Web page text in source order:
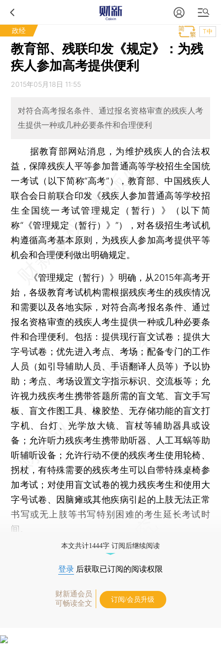
政经 T中
教育部、残联印发《规定》：为残
疾人参加高考提供便利
2015年05月18日 11:55
对符合高考报名条件、通过报名资格审查的残疾人考
生提供一种或几种必要条件和合理便利
据教育部网站消息，为维护残疾人的合法权
益，保障残疾人平等参加普通高等学校招生全国统
一考试（以下简称“高考”），教育部、中国残疾人
联合会日前联合印发《残疾人参加普通高等学校招
生全国统一考试管理规定（暂行）》（以下简
称“《管理规定（暂行）》”），对各级招生考试机
构遵循高考基本原则，为残疾人参加高考提供平等
机会和合理便利做出明确规定。
《管理规定（暂行）》明确，从2015年高考开
始，各级教育考试机构需根据残疾考生的残疾情况
和需要以及各地实际，对符合高考报名条件、通过
报名资格审查的残疾人考生提供一种或几种必要条
件和合理便利。包括：提供现行盲文试卷；提供大
字号试卷；优先进入考点、考场；配备专门的工作
人员（如引导辅助人员、手语翻译人员等）予以协
助；考点、考场设置文字指示标识、交流板等；允
许视力残疾考生携带答题所需的盲文笔、盲文手写
板、盲文作图工具、橡胶垫、无存储功能的盲文打
字机、台灯、光学放大镜、盲杖等辅助器具或设
备；允许听力残疾考生携带助听器、人工耳蜗等助
听辅听设备；允许行动不便的残疾考生使用轮椅、
拐杖，有特殊需要的残疾考生可以自带特殊桌椅参
加考试；对使用盲文试卷的视力残疾考生和使用大
字号试卷、因脑瘫或其他疾病引起的上肢无法正常
书写或无上肢等书写特别困难的考生延长考试时
间。
本文共计1444字 订阅后继续阅读
登录 后获取已订阅的阅读权限
财新通会员
可畅读全文
订阅/会员升级